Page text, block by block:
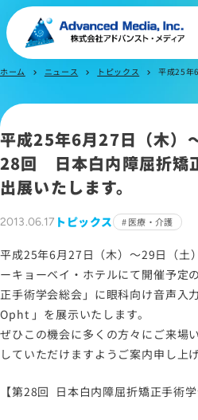
会社案内
オウンドメディア
採用情報
IR情報
よくあるご質問
お問い合わせ
サイトマップ
ホーム chevron_right ニュース chevron_right トピックス chevron_right 平成25年6月27日（
平成25年6月27日（木）
28回 日本白内障屈折矯
出展いたします。
2013.06.17 トピックス 医療・介護
平成25年6月27日（木）～29日（土
ーキョーベイ・ホテルにて開催予定
正手術学会総会」に眼科向け音声入
Opht 」を展示いたします。
ぜひこの機会に多くの方々にご来場
していただけますようご案内申し上げ
【第28回 日本白内障屈折矯正手術学